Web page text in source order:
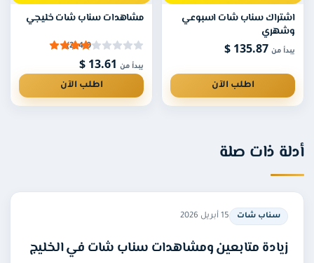
متابعين سناب شات خليجيين
متابعين سناب شات سعوديين
متابعين سناب شات إماراتيين
متابعين سناب شات قطريين
متابعين سناب شات بحرينيين
اشتراك سناب شات اسبوعي
وشهري
يبدأ من
اطلب الآن
مشاهدات سناب شات خليجي
4.0 (2)
يبدأ من
اطلب الآن
أدلة ذات صلة
سناب شات 15 أبريل 2026
زيادة متابعين ومشاهدات سناب شات في الخليج